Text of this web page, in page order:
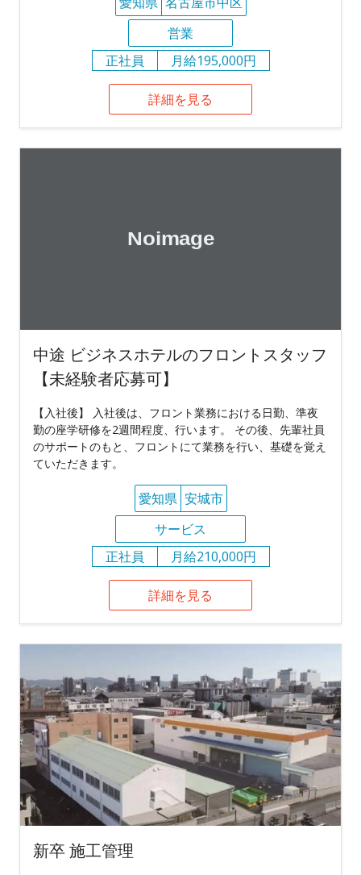
営業
正社員
月給195,000円
詳細を見る
中途 ビジネスホテルのフロントスタッフ
【未経験者応募可】
【入社後】 入社後は、フロント業務における日勤、準夜
勤の座学研修を2週間程度、行います。 その後、先輩社員
のサポートのもと、フロントにて業務を行い、基礎を覚え
ていただきます。
愛知県 安城市
サービス
正社員
月給210,000円
詳細を見る
新卒 施工管理